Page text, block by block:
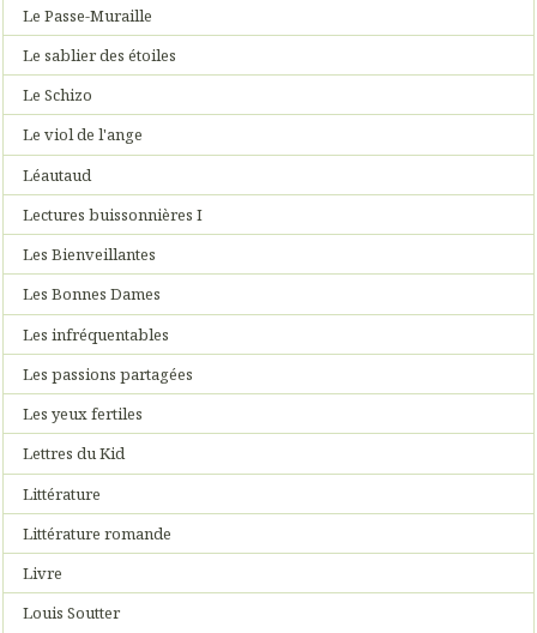
Le Passe-Muraille
Le sablier des étoiles
Le Schizo
Le viol de l'ange
Léautaud
Lectures buissonnières I
Les Bienveillantes
Les Bonnes Dames
Les infréquentables
Les passions partagées
Les yeux fertiles
Lettres du Kid
Littérature
Littérature romande
Livre
Louis Soutter